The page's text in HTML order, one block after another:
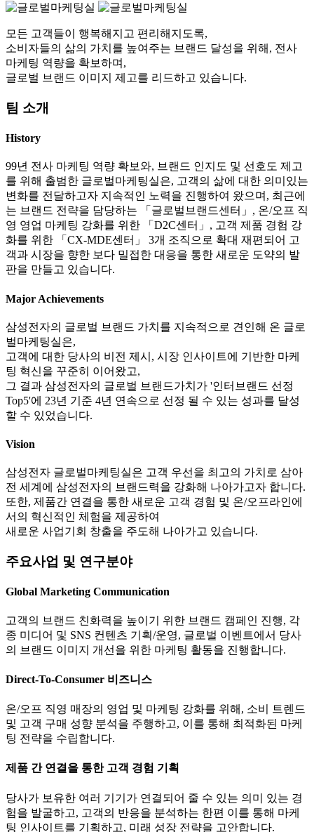
모든 고객들이 행복해지고 편리해지도록,
소비자들의 삶의 가치를 높여주는 브랜드 달성을 위해, 전사
마케팅 역량을 확보하며,
글로벌 브랜드 이미지 제고를 리드하고 있습니다.
팀 소개
History
99년 전사 마케팅 역량 확보와, 브랜드 인지도 및 선호도 제고
를 위해 출범한 글로벌마케팅실은, 고객의 삶에 대한 의미있는
변화를 전달하고자 지속적인 노력을 진행하여 왔으며, 최근에
는 브랜드 전략을 담당하는 「글로벌브랜드센터」, 온/오프 직
영 영업 마케팅 강화를 위한 「D2C센터」, 고객 제품 경험 강
화를 위한 「CX-MDE센터」 3개 조직으로 확대 재편되어 고
객과 시장을 향한 보다 밀접한 대응을 통한 새로운 도약의 발
판을 만들고 있습니다.
Major Achievements
삼성전자의 글로벌 브랜드 가치를 지속적으로 견인해 온 글로
벌마케팅실은,
고객에 대한 당사의 비전 제시, 시장 인사이트에 기반한 마케
팅 혁신을 꾸준히 이어왔고,
그 결과 삼성전자의 글로벌 브랜드가치가 '인터브랜드 선정
Top5'에 23년 기준 4년 연속으로 선정 될 수 있는 성과를 달성
할 수 있었습니다.
Vision
삼성전자 글로벌마케팅실은 고객 우선을 최고의 가치로 삼아
전 세계에 삼성전자의 브랜드력을 강화해 나아가고자 합니다.
또한, 제품간 연결을 통한 새로운 고객 경험 및 온/오프라인에
서의 혁신적인 체험을 제공하여
새로운 사업기회 창출을 주도해 나아가고 있습니다.
주요사업 및 연구분야
Global Marketing Communication
고객의 브랜드 친화력을 높이기 위한 브랜드 캠페인 진행, 각
종 미디어 및 SNS 컨텐츠 기획/운영, 글로벌 이벤트에서 당사
의 브랜드 이미지 개선을 위한 마케팅 활동을 진행합니다.
Direct-To-Consumer 비즈니스
온/오프 직영 매장의 영업 및 마케팅 강화를 위해, 소비 트렌드
및 고객 구매 성향 분석을 주행하고, 이를 통해 최적화된 마케
팅 전략을 수립합니다.
제품 간 연결을 통한 고객 경험 기획
당사가 보유한 여러 기기가 연결되어 줄 수 있는 의미 있는 경
험을 발굴하고, 고객의 반응을 분석하는 한편 이를 통해 마케
팅 인사이트를 기획하고, 미래 성장 전략을 고안합니다.